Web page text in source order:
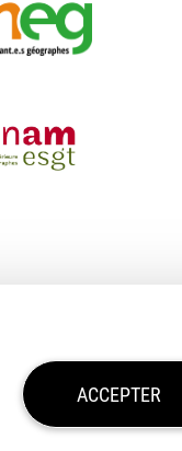
ACCEPTER